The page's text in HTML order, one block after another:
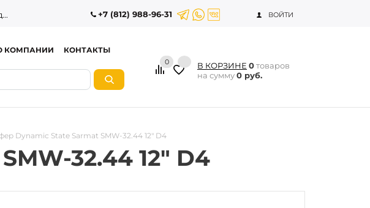
+7 (812) 988-96-31 ВОЙТИ
КОМПАНИИ КОНТАКТЫ
0 В КОРЗИНЕ 0товаров
на сумму0 руб.
Dynamic State Sarmat SMW-32.44 12" D4
32.44 12" D4